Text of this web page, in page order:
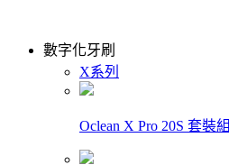
數字化牙刷
X系列
Oclean X Pro 20S 套裝組